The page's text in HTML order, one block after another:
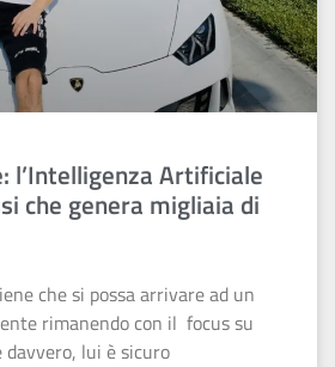
l’Intelligenza Artificiale
che genera migliaia di
che si possa arrivare ad un
rimanendo con il focus su
lui è sicuro